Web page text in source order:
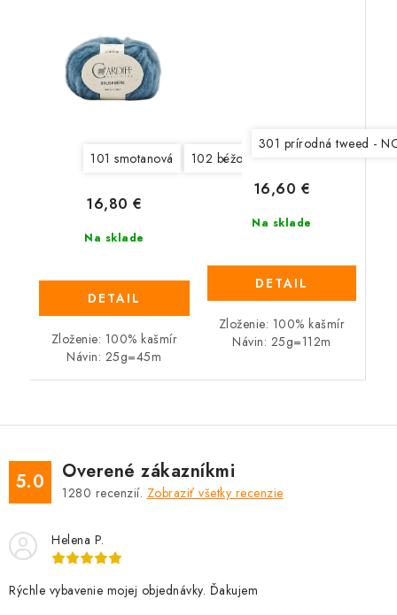
101 smotanová 102 béžová 103 tmavá béžová
Na sklade
16,80 €
DETAIL
Zloženie: 100% kašmír
Návin: 25g=45m
301 prírodná tweed -
Na sklade
16,60 €
DETAIL
Zloženie: 100% kašmír
Návin: 25g=112m
5.0 Overené zákazníkmi
1280 recenzií. Zobraziť všetky recenzie
Helena P.
Rýchle vybavenie mojej objednávky. Ďakujem